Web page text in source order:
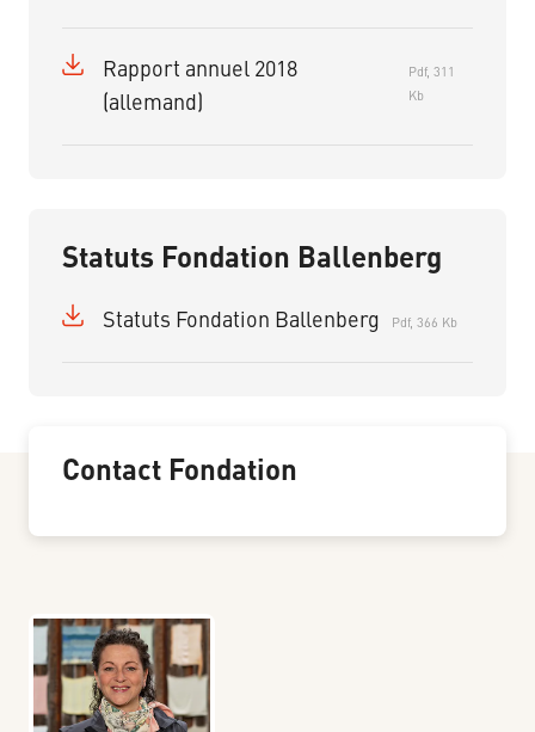
Rapport annuel 2018
(allemand)
Pdf, 311
Kb
Statuts Fondation Ballenberg
Statuts Fondation Ballenberg Pdf, 366 Kb
Contact Fondation